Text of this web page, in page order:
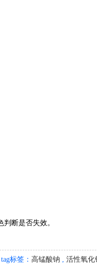
断是否失效。
tag标签： 高锰酸钠 , 活性氧化